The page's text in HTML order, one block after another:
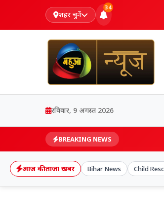
शहर चुनें
34
रविवार, 9 अगस्त 2026
BREAKING NEWS
आज की ताजा खबर Bihar News Child